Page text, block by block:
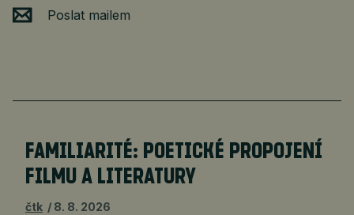
Poslat mailem
FAMILIARITÉ: POETICKÉ PROPOJENÍ
FILMU A LITERATURY
čtk 8. 8. 2026